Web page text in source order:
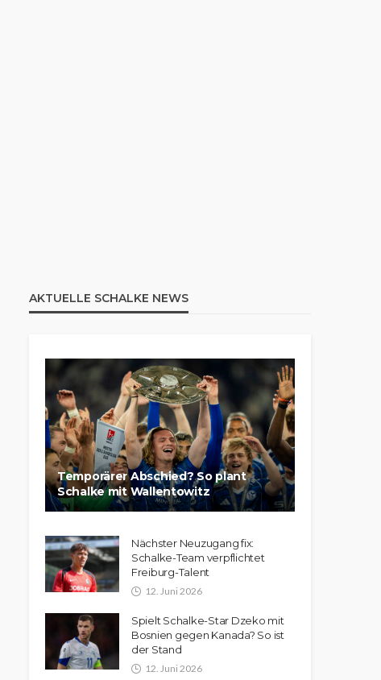
AKTUELLE SCHALKE NEWS
Temporärer Abschied? So plant
Schalke mit Wallentowitz
Nächster Neuzugang fix:
Schalke-Team verpflichtet
Freiburg-Talent
12. Juni 2026
Spielt Schalke-Star Dzeko mit
Bosnien gegen Kanada? So ist
der Stand
12. Juni 2026